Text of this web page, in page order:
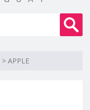
> APPLE